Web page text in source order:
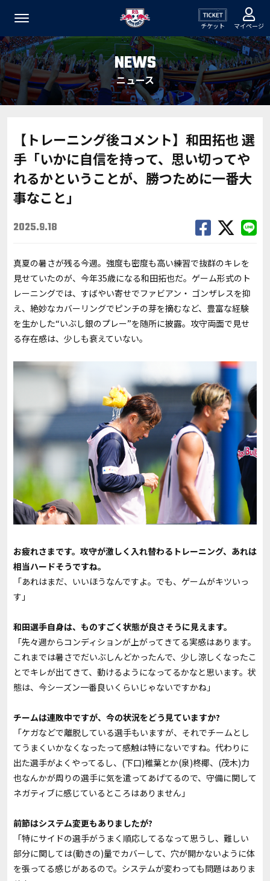
チケット マイページ
NEWS
ニュース
【トレーニング後コメント】和田拓也 選
手「いかに自信を持って、思い切ってや
れるかということが、勝つために一番大
事なこと」
2025.9.18
真夏の暑さが残る今週。強度も密度も高い練習で抜群のキレを
見せていたのが、今年35歳になる和田拓也だ。ゲーム形式のト
レーニングでは、すばやい寄せでファビアン・ ゴンザレスを抑
え、絶妙なカバーリングでピンチの芽を摘むなど、豊富な経験
を生かした“いぶし銀のプレー”を随所に披露。攻守両面で見せ
る存在感は、少しも衰えていない。
――お疲れさまです。攻守が激しく入れ替わるトレーニング、あれは
相当ハードそうですね。
「あれはまだ、いいほうなんですよ。でも、ゲームがキツいっ
す」
――和田選手自身は、ものすごく状態が良さそうに見えます。
「先々週からコンディションが上がってきてる実感はあります。
これまでは暑さでだいぶしんどかったんで、少し涼しくなったこ
とでキレが出てきて、動けるようになってるかなと思います。状
態は、今シーズン一番良いくらいじゃないですかね」
――チームは連敗中ですが、今の状況をどう見ていますか?
「ケガなどで離脱している選手もいますが、それでチームとし
てうまくいかなくなったって感触は特にないですね。代わりに
出た選手がよくやってるし、(下口)稚葉とか(泉)柊椰、(茂木)力
也なんかが周りの選手に気を遣ってあげてるので、守備に関して
ネガティブに感じているところはありません」
――前節はシステム変更もありましたが?
「特にサイドの選手がうまく順応してるなって思うし、難しい
部分に関しては(動きの)量でカバーして、穴が開かないように体
を張ってる感じがあるので。システムが変わっても問題はありま